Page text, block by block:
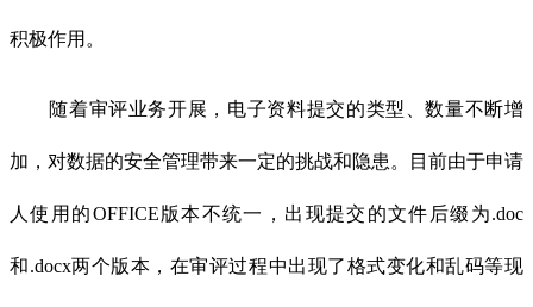
积极作用。
随着审评业务开展，电子资料提交的类型、数量不断增
加，对数据的安全管理带来一定的挑战和隐患。目前由于申请
人使用的OFFICE版本不统一，出现提交的文件后缀为.doc
和.docx两个版本，在审评过程中出现了格式变化和乱码等现